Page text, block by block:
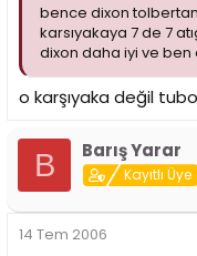
bence dixon
karsıyakaya 7 de 7
dixon daha iyi ve
o karşıyaka değil
B Barış Yarar
Kayıtlı Üye
14 Tem 2006